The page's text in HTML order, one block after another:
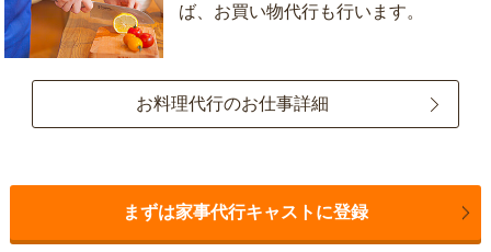
ば、お買い物代行も行います。
お料理代行のお仕事詳細
まずは家事代行キャストに登録